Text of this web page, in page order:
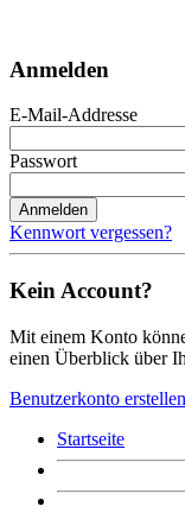
Anmelden
E-Mail-Addresse
Passwort
Anmelden
Kennwort vergessen?
Kein Account?
Mit einem Konto
einen Überblick über
Benutzerkonto erstellen
Startseite